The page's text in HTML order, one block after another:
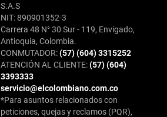
S.A.S
NIT: 890901352-3
Carrera 48 N° 30 Sur - 119, Envigado,
Antioquia, Colombia.
CONMUTADOR:(57) (604) 3315252
ATENCIÓN AL CLIENTE:(57) (604)
3393333
servicio@elcolombiano.com.co
*Para asuntos relacionados con
peticiones, quejas y reclamos (PQR),